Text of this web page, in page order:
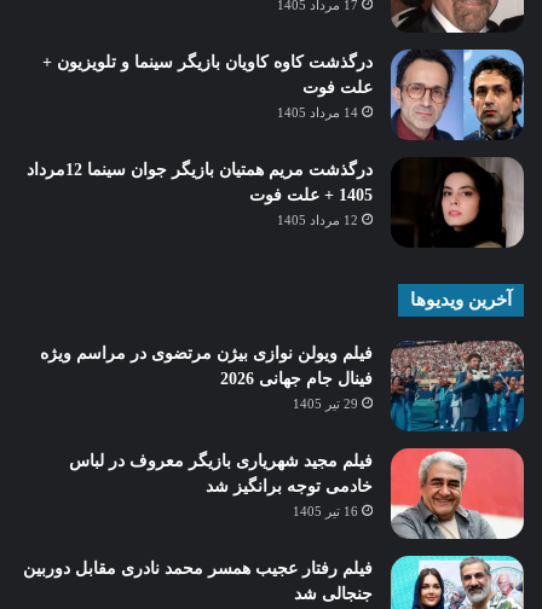
17 مرداد 1405
درگذشت کاوه کاویان بازیگر سینما و تلویزیون +
علت فوت
14 مرداد 1405
درگذشت مریم همتیان بازیگر جوان سینما 12مرداد
1405 + علت فوت
12 مرداد 1405
آخرین ویدیوها
فیلم ویولن نوازی بیژن مرتضوی در مراسم ویژه
فینال جام جهانی 2026
29 تیر 1405
فیلم مجید شهریاری بازیگر معروف در لباس
خادمی توجه برانگیز شد
16 تیر 1405
فیلم رفتار عجیب همسر محمد نادری مقابل دوربین
جنجالی شد